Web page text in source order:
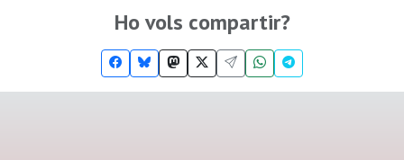
Ho vols compartir?